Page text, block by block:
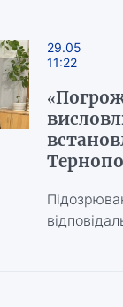
29.05
11:22